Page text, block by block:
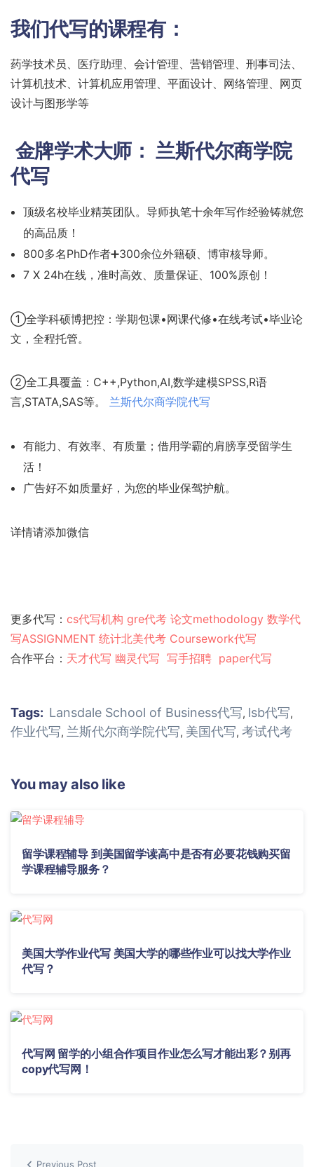
我们代写的课程有：
药学技术员、医疗助理、会计管理、营销管理、刑事司法、
计算机技术、计算机应用管理、平面设计、网络管理、网页
设计与图形学等
金牌学术大师：兰斯代尔商学院
代写
顶级名校毕业精英团队。导师执笔十余年写作经验铸就您
的高品质！
800多名PhD作者➕300余位外籍硕、博审核导师。
7 X 24h在线，准时高效、质量保证、100%原创！
①全学科硕博把控：学期包课•网课代修•在线考试•毕业论
文，全程托管。
②全工具覆盖：C++,Python,AI,数学建模SPSS,R语
言,STATA,SAS等。 兰斯代尔商学院代写
有能力、有效率、有质量；借用学霸的肩膀享受留学生
活！
广告好不如质量好，为您的毕业保驾护航。
详情请添加微信
更多代写： cs代写机构 gre代考 论文methodology 数学代
写ASSIGNMENT 统计北美代考 Coursework代写
合作平台： 天才代写 幽灵代写 写手招聘 paper代写
Tags: Lansdale School of Business代写, lsb代写,
作业代写, 兰斯代尔商学院代写, 美国代写, 考试代考
You may also like
留学课程辅导 到美国留学读高中是否有必要花钱购买留
学课程辅导服务？
美国大学作业代写 美国大学的哪些作业可以找大学作业
代写？
代写网 留学的小组合作项目作业怎么写才能出彩？别再
copy代写网！
Previous Post